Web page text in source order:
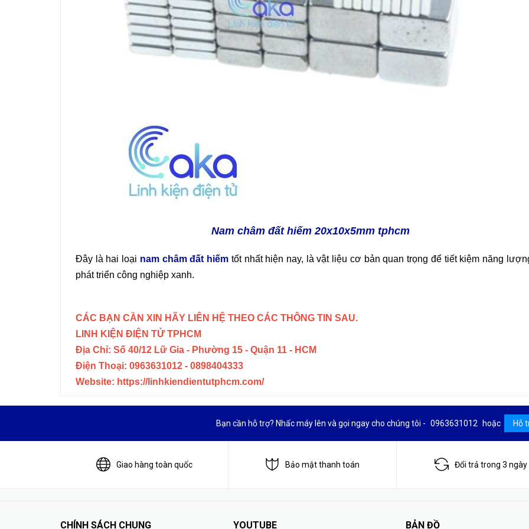
Nam châm đất hiếm 20x10x5mm tphcm
Đây là hai loại nam châm đất hiếm tốt nhất hiện nay, là vật liệu cơ bản quan trọng để tiết kiệm năng
phát triển công nghiệp xanh.
CÁC BẠN CẦN XIN HÃY LIÊN HỆ THEO CÁC THÔNG TIN SAU.
LINH KIỆN ĐIỆN TỬ TPHCM
Địa Chỉ: Số 40/12 Lữ Gia - Phường 15 - Quận 11 - HCM
Điện Thoại: 0963631012 - 0898404333
Website: https://linhkiendientutphcm.com/
Bạn cần hỗ trợ? Nhấc máy lên và gọi ngay cho chúng tôi - 0963631012 hoặc Hỗ
Giao hàng toàn quốc Bảo mật thanh toán Đổi trả trong 3 ngày
CHÍNH SÁCH CHUNG YOUTUBE BẢN ĐỒ